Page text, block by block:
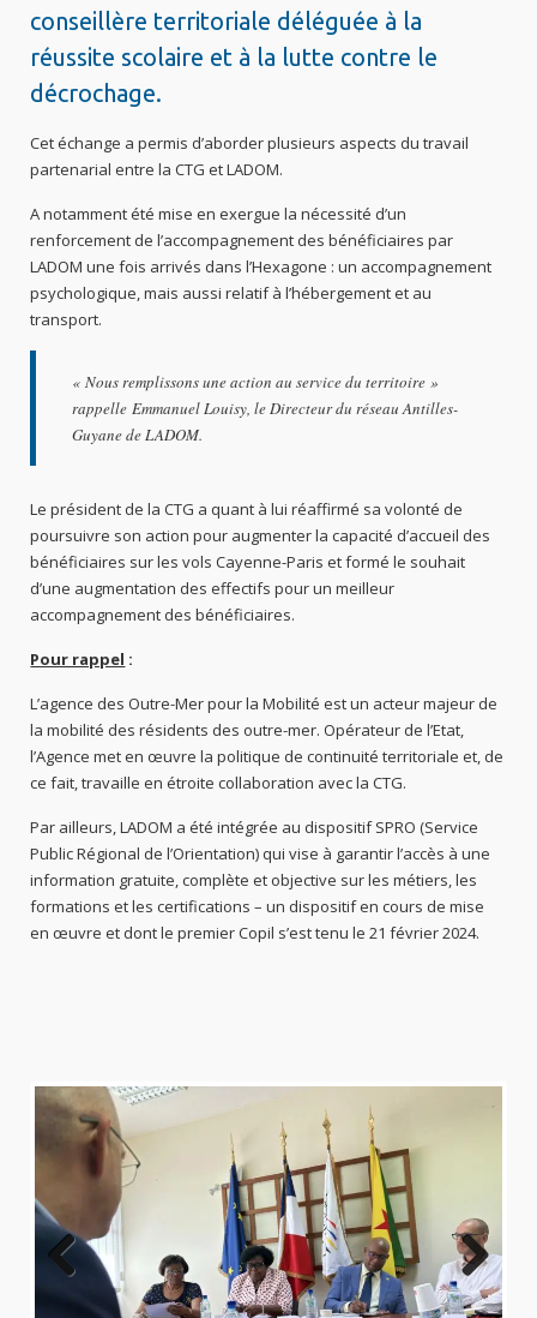
conseillère territoriale déléguée à la
réussite scolaire et à la lutte contre le
décrochage.
Cet échange a permis d’aborder plusieurs aspects du travail
partenarial entre la CTG et LADOM.
A notamment été mise en exergue la nécessité d’un
renforcement de l’accompagnement des bénéficiaires par
LADOM une fois arrivés dans l’Hexagone : un accompagnement
psychologique, mais aussi relatif à l’hébergement et au
transport.
« Nous remplissons une action au service du territoire »
rappelle Emmanuel Louisy, le Directeur du réseau Antilles-
Guyane de LADOM.
Le président de la CTG a quant à lui réaffirmé sa volonté de
poursuivre son action pour augmenter la capacité d’accueil des
bénéficiaires sur les vols Cayenne-Paris et formé le souhait
d’une augmentation des effectifs pour un meilleur
accompagnement des bénéficiaires.
Pour rappel :
L’agence des Outre-Mer pour la Mobilité est un acteur majeur de
la mobilité des résidents des outre-mer. Opérateur de l’Etat,
l’Agence met en œuvre la politique de continuité territoriale et, de
ce fait, travaille en étroite collaboration avec la CTG.
Par ailleurs, LADOM a été intégrée au dispositif SPRO (Service
Public Régional de l’Orientation) qui vise à garantir l’accès à une
information gratuite, complète et objective sur les métiers, les
formations et les certifications – un dispositif en cours de mise
en œuvre et dont le premier Copil s’est tenu le 21 février 2024.
Previo
Next